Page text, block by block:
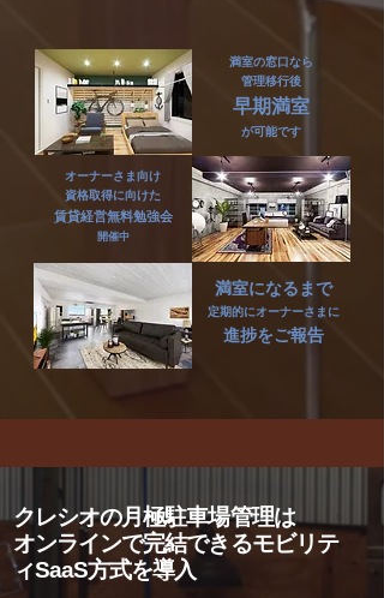
満室の窓口なら
管理移行後
早期満室
​が可能です
オーナーさま向け
資格取得に向けた
賃貸経営​無料勉強会
開催中
満室になるまで
​定期的にオーナーさまに
進捗をご報告
クレシオの月極駐車場管理は
​オンラインで完結できるモビリテ
ィSaaS方式を導入